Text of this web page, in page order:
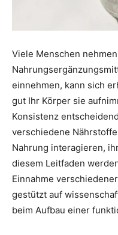
Viele Menschen
einnehmen, kann sich
gut Ihr Körper sie
Konsistenz
verschiedene
Nahrung interagieren,
diesem Leitfaden
Einnahme
gestützt auf
beim Aufbau einer